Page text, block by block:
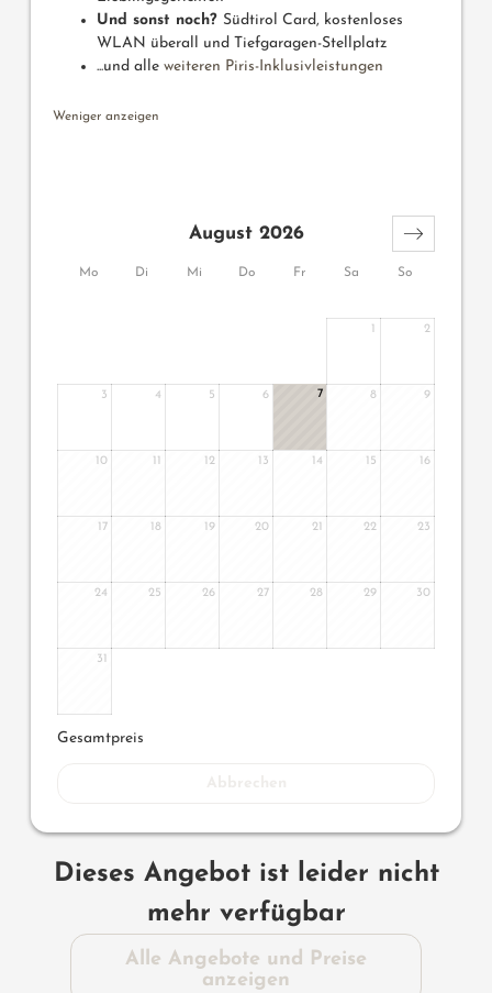
Und sonst noch? Südtirol Card, kostenloses
WLAN überall und Tiefgaragen-Stellplatz
...und alle weiteren Piris-Inklusivleistungen
Weniger anzeigen
Mo Di Mi Do Fr Sa So
August 2026
2
3 4 5 6 7 8 9
10 12 13 14 15 16
17 18 19 20 21 22 23
24 25 26 27 28 29 30
31
Gesamtpreis
Dieses Angebot ist leider nicht
mehr verfügbar
Alle Angebote und Preise
anzeigen